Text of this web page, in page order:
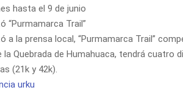
hasta el 9 de junio
“Purmamarca Trail”
a la prensa local, “Purmamarca Trail”
la Quebrada de Humahuaca, tendrá cuatro
(21k y 42k).